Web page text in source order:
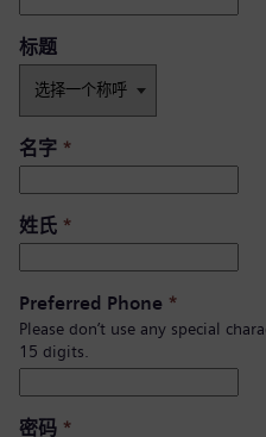
标题
名字 *
姓氏 *
Preferred Phone *
Please don’t use any special
15 digits.
密码 *